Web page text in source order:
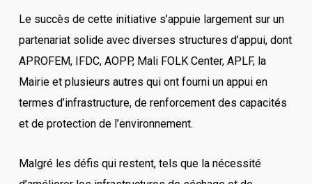
Le succès de cette initiative s’appuie largement sur un
partenariat solide avec diverses structures d’appui, dont
APROFEM, IFDC, AOPP, Mali FOLK Center, APLF, la
Mairie et plusieurs autres qui ont fourni un appui en
termes d’infrastructure, de renforcement des capacités
et de protection de l’environnement.
Malgré les défis qui restent, tels que la nécessité